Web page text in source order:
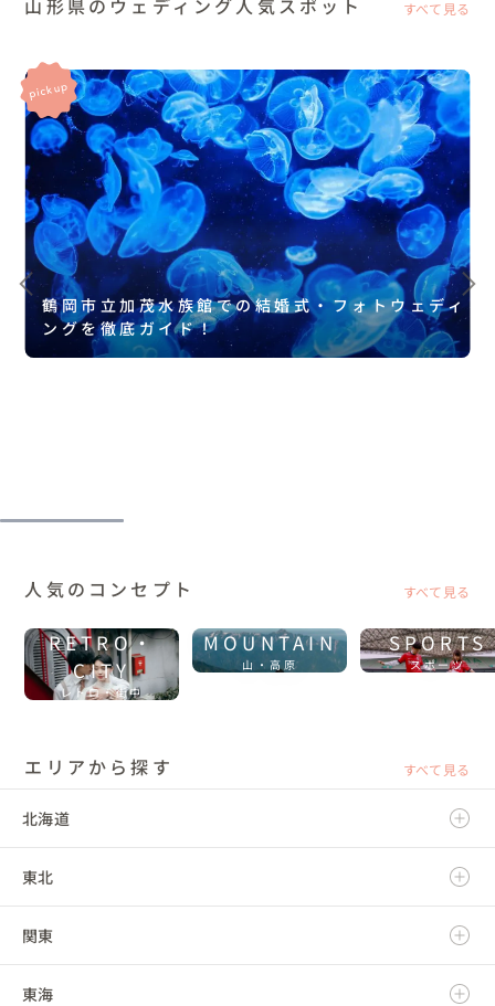
山形県のウェディング人気スポット すべて見る
鶴岡市立加茂水族館での結婚式・フォトウェディ
ングを徹底ガイド！
人気のコンセプト すべて見る
RETRO・
CITY
レトロ・街中
MOUNTAIN
山・高原
SPORTS
スポーツ
エリアから探す すべて見る
北海道
北海道
東北
青森県
岩手県
関東
茨城県
東海